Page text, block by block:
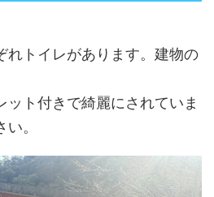
れトイレがあります。建物の
ット付きで綺麗にされていま
。